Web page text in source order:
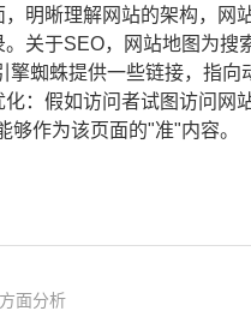
明晰理解网站的架构，网
关于SEO，网站地图为
擎蜘蛛提供一些链接，指
：假如访问者试图访问
作为该页面的"准"内容。
面分析